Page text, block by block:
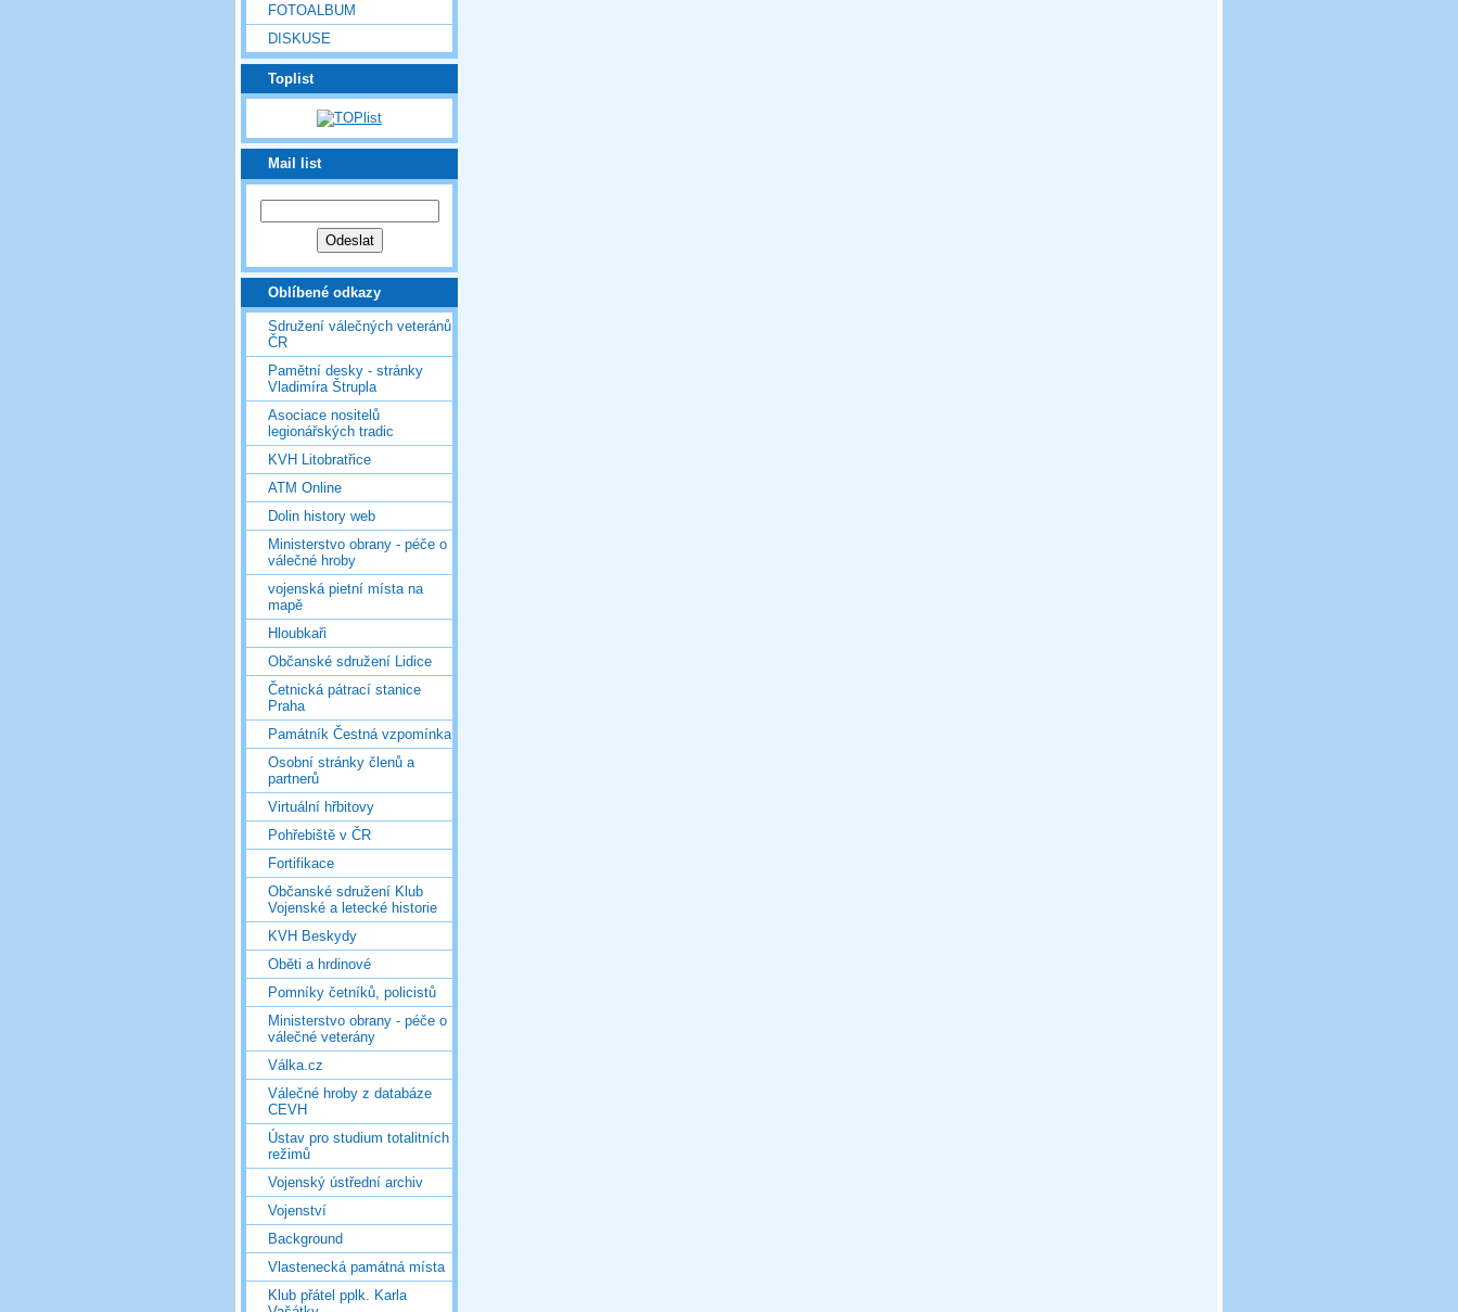
FOTOALBUM
DISKUSE
Toplist
Mail list
Oblíbené odkazy
Sdružení válečných veteránů
ČR
Pamětní desky - stránky
Vladimíra Štrupla
Asociace nositelů
legionářských tradic
KVH Litobratřice
ATM Online
Dolin history web
Ministerstvo obrany - péče o
válečné hroby
vojenská pietní místa na
mapě
Hloubkaři
Občanské sdružení Lidice
Četnická pátrací stanice
Praha
Památník Čestná vzpomínka
Osobní stránky členů a
partnerů
Virtuální hřbitovy
Pohřebiště v ČR
Fortifikace
Občanské sdružení Klub
Vojenské a letecké historie
KVH Beskydy
Oběti a hrdinové
Pomníky četníků, policistů
Ministerstvo obrany - péče o
válečné veterány
Válka.cz
Válečné hroby z databáze
CEVH
Ústav pro studium totalitních
režimů
Vojenský ústřední archiv
Vojenství
Background
Vlastenecká památná místa
Klub přátel pplk. Karla